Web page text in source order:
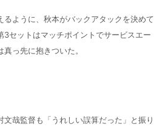
ように、秋本がバックアタックを決めて
3セットはマッチポイントでサービスエー
っ先に抱きついた。
哉監督も「うれしい誤算だった」と振り